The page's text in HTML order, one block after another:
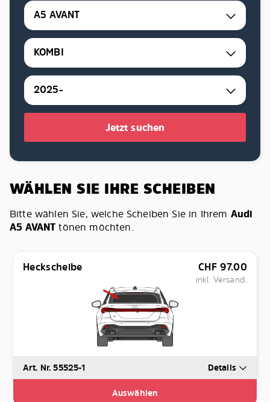
A5 AVANT
KOMBI
2025-
Jetzt suchen
WÄHLEN SIE IHRE SCHEIBEN
Bitte wählen Sie, welche Scheiben Sie in Ihrem Audi
A5 AVANT tönen möchten.
Heckscheibe CHF 97.00
inkl. Versand.
Art. Nr. 55525-1 Details
Auswählen